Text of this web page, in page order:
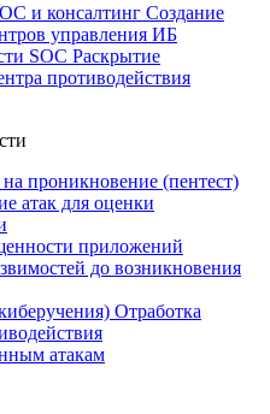
и консалтинг Создание
управления ИБ
SOC Раскрытие
противодействия
проникновение (пентест)
атак для оценки
приложений
до возникновения
Отработка
атакам